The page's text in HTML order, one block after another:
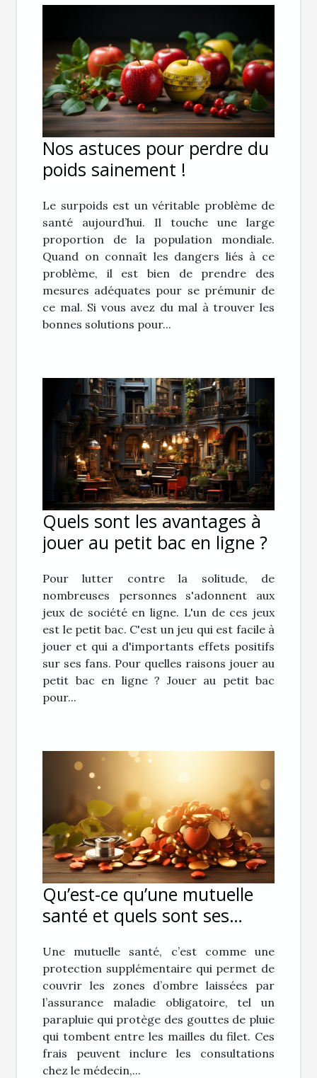
Nos astuces pour perdre du
poids sainement !
Le surpoids est un véritable problème de
santé aujourd’hui. Il touche une large
proportion de la population mondiale.
Quand on connaît les dangers liés à ce
problème, il est bien de prendre des
mesures adéquates pour se prémunir de
ce mal. Si vous avez du mal à trouver les
bonnes solutions pour...
Quels sont les avantages à
jouer au petit bac en ligne ?
Pour lutter contre la solitude, de
nombreuses personnes s'adonnent aux
jeux de société en ligne. L'un de ces jeux
est le petit bac. C'est un jeu qui est facile à
jouer et qui a d'importants effets positifs
sur ses fans. Pour quelles raisons jouer au
petit bac en ligne ? Jouer au petit bac
pour...
Qu’est-ce qu’une mutuelle
santé et quels sont ses
Une mutuelle santé, c’est comme une
protection supplémentaire qui permet de
couvrir les zones d’ombre laissées par
l’assurance maladie obligatoire, tel un
parapluie qui protège des gouttes de pluie
qui tombent entre les mailles du filet. Ces
frais peuvent inclure les consultations
chez le médecin,...